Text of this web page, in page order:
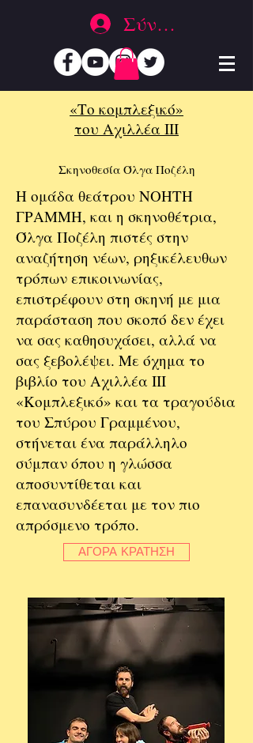
Σύνδεση
«Τo κομπλεξικό»
του Αχιλλέα ΙΙΙ
Σκηνοθεσία Όλγα Ποζέλη
Η ομάδα θεάτρου ΝΟΗΤΗ
ΓΡΑΜΜΗ, και η σκηνοθέτρια,
Όλγα Ποζέλη πιστές στην
αναζήτηση νέων, ρηξικέλευθων
τρόπων επικοινωνίας,
επιστρέφουν στη σκηνή με μια
παράσταση που σκοπό δεν έχει
να σας καθησυχάσει, αλλά να
σας ξεβολέψει. Με όχημα το
βιβλίο του Αχιλλέα ΙΙΙ
«Κομπλεξικό» και τα τραγούδια
του Σπύρου Γραμμένου,
στήνεται ένα παράλληλο
σύμπαν όπου η γλώσσα
αποσυντίθεται και
επανασυνδέεται με τον πιο
απρόσμενο τρόπο.
ΑΓΟΡΑ ΚΡΑΤΗΣΗ